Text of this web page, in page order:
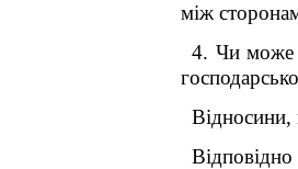
між
4. Чи може
Відносини,